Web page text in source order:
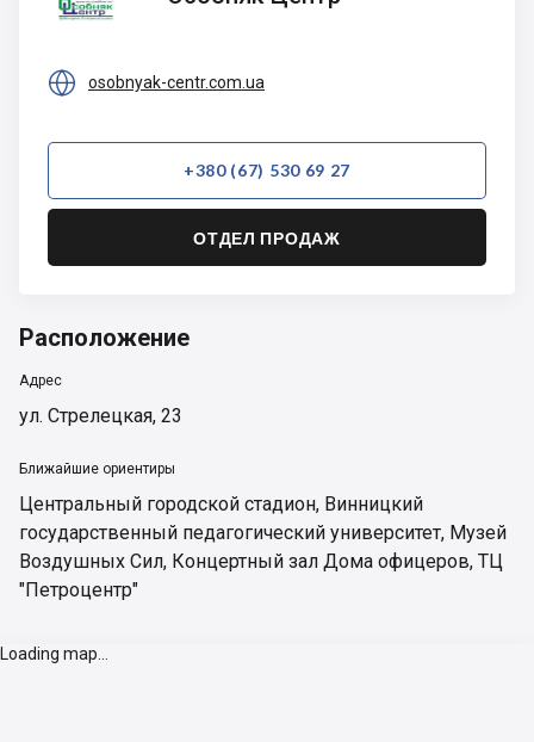
 osobnyak-centr.com.ua
+380 (67) 530 69 27
ОТДЕЛ ПРОДАЖ
Расположение
Адрес
ул. Стрелецкая, 23
Ближайшие ориентиры
Центральный городской стадион, Винницкий
государственный педагогический университет, Музей
Воздушных Сил, Концертный зал Дома офицеров, ТЦ
"Петроцентр"
Loading map...